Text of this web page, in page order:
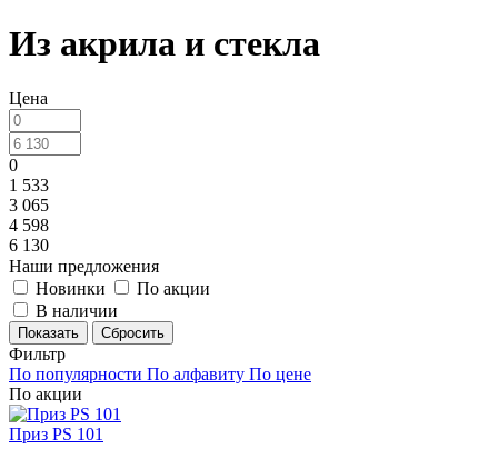
Из акрила и стекла
Цена
0
1 533
3 065
4 598
6 130
Наши предложения
Новинки
По акции
В наличии
Сбросить
Фильтр
По популярности По алфавиту По цене
По акции
Приз PS 101